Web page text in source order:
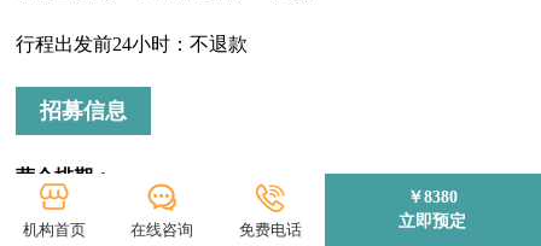
行程出发前24小时：不退款
招募信息
营会排期：
本营会全程五天四晚
机构首页 在线咨询 免费电话
￥8380
立即预定